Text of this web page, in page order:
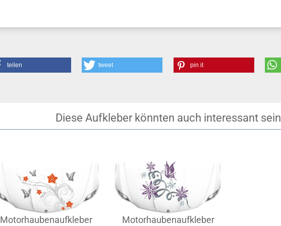
teilen tweet pin it
Diese Aufkleber könnten auch interessant sein
Motorhaubenaufkleber Motorhaubenaufkleber